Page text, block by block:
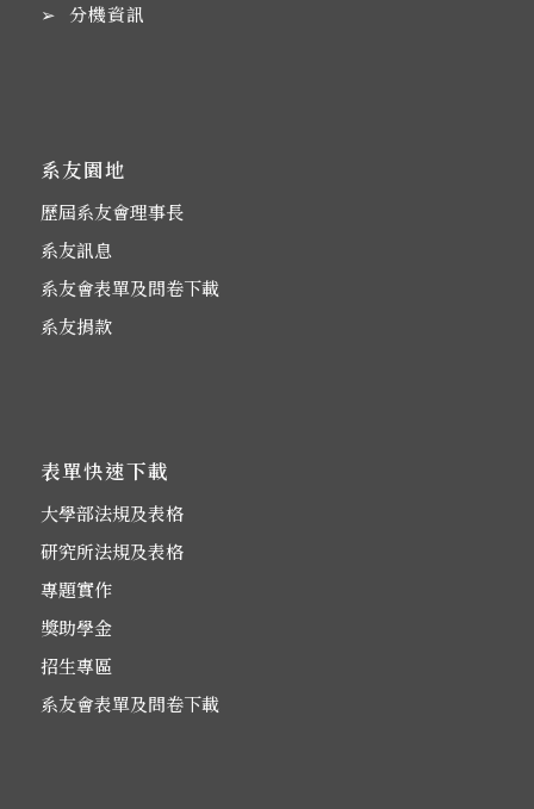
➢ 分機資訊
系友園地
歷屆系友會理事長
系友訊息
系友會表單及問卷下載
系友捐款
表單快速下載
大學部法規及表格
研究所法規及表格
專題實作
獎助學金
招生專區
系友會表單及問卷下載